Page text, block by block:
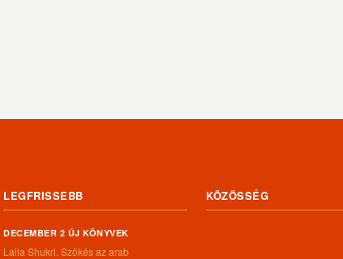
LEGFRISSEBB
DECEMBER 2 ÚJ KÖNYVEK
Laila Shukri. Szökés ​az arab
KÖZÖSSÉG